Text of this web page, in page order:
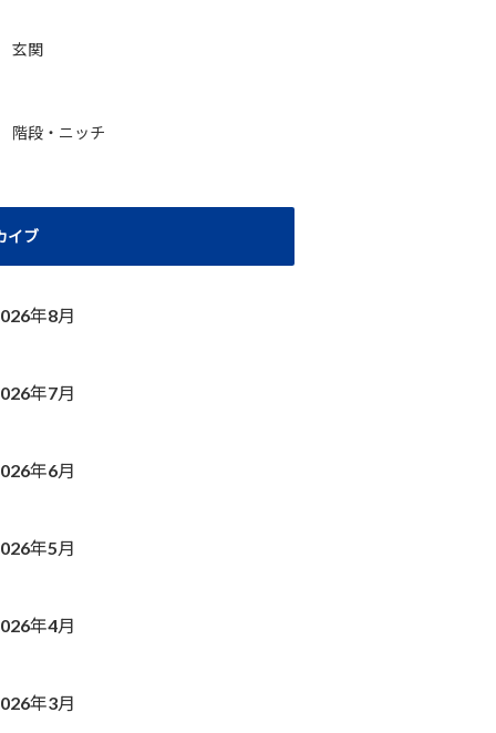
玄関
階段・ニッチ
イブ
年8月
年7月
年6月
年5月
年4月
年3月